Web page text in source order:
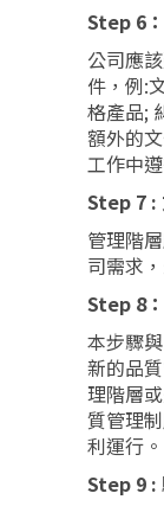
Step 6
公司應
件，例:
格產品;
額外的
工作中
Step 7 :
管理階
司需求
Step 8
本步驟
新的品
理階層
質管理
利運行。
Step 9 :